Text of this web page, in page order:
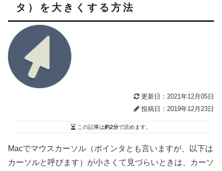
タ）を大きくする方法
更新日：2021年12月05日
投稿日：2019年12月23日
この記事は約2分で読めます。
Macでマウスカーソル（ポインタとも言いますが、以下は
カーソルと呼びます）が小さくて見づらいときは、カーソ